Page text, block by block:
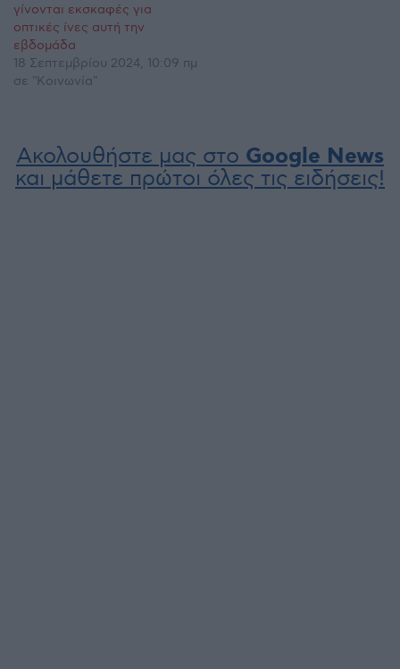
γίνονται εκσκαφές για
οπτικές ίνες αυτή την
εβδομάδα
18 Σεπτεμβρίου 2024, 10:09 πμ
σε "Κοινωνία"
Ακολουθήστε μας στο Google News
και μάθετε πρώτοι όλες τις ειδήσεις!